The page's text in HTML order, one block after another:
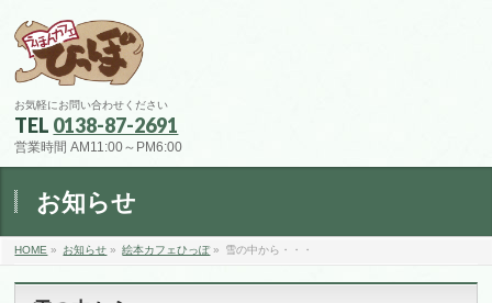
お気軽にお問い合わせください
TEL 0138-87-2691
営業時間 AM11:00～PM6:00
お知らせ
HOME » お知らせ » 絵本カフェひっぽ» 雪の中から・・・